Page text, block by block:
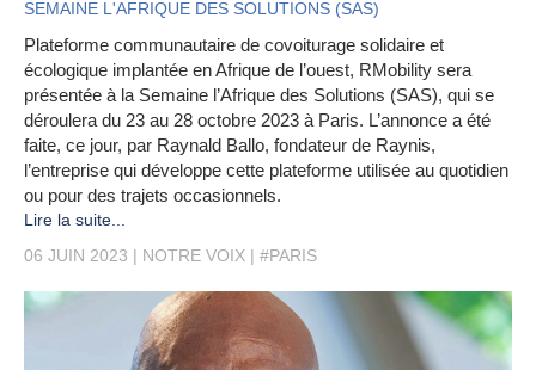
SEMAINE L'AFRIQUE DES SOLUTIONS (SAS)
Plateforme communautaire de covoiturage solidaire et
écologique implantée en Afrique de l’ouest, RMobility sera
présentée à la Semaine l’Afrique des Solutions (SAS), qui se
déroulera du 23 au 28 octobre 2023 à Paris. L’annonce a été
faite, ce jour, par Raynald Ballo, fondateur de Raynis,
l’entreprise qui développe cette plateforme utilisée au quotidien
ou pour des trajets occasionnels.
Lire la suite...
06 JUIN 2023
NOTRE VOIX #PARIS